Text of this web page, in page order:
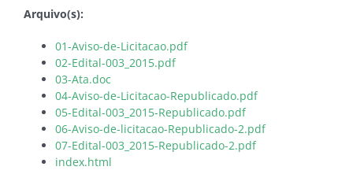
Arquivo(s):
01-Aviso-de-Licitacao.pdf
02-Edital-003_2015.pdf
03-Ata.doc
04-Aviso-de-Licitacao-Republicado.pdf
05-Edital-003_2015-Republicado.pdf
06-Aviso-de-licitacao-Republicado-2.pdf
07-Edital-003_2015-Republicado-2.pdf
index.html